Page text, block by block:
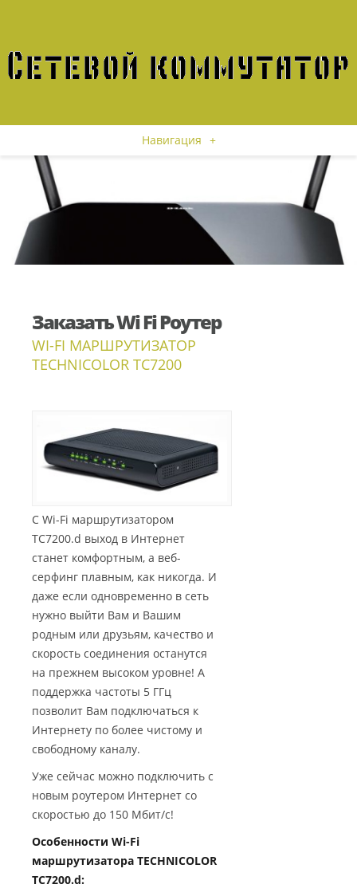
Навигация +
Заказать Wi Fi Роутер
WI-FI МАРШРУТИЗАТОР
TECHNICOLOR TC7200
С Wi-Fi маршрутизатором
TC7200.d выход в Интернет
станет комфортным, а веб-
серфинг плавным, как никогда. И
даже если одновременно в сеть
нужно выйти Вам и Вашим
родным или друзьям, качество и
скорость соединения останутся
на прежнем высоком уровне! А
поддержка частоты 5 ГГц
позволит Вам подключаться к
Интернету по более чистому и
свободному каналу.
Уже сейчас можно подключить с
новым роутером Интернет со
скоростью до 150 Мбит/с!
Особенности Wi-Fi
маршрутизатора TECHNICOLOR
TC7200.d: